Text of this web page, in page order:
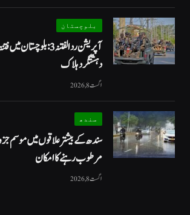
بلوچستان
دہشتگرد ہلاک
اگست 8, 2026
سندھ
سندھ کے بیشتر علاقوں میں موسم
مرطوب رہنے کا امکان
اگست 8, 2026